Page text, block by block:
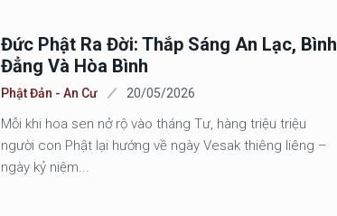
Đức Phật Ra Đời: Thắp Sáng An Lạc, Bình
Đẳng Và Hòa Bình
Phật Đản - An Cư 20/05/2026
Mỗi khi hoa sen nở rộ vào tháng Tư, hàng triệu triệu
người con Phật lại hướng về ngày Vesak thiêng liêng –
ngày kỷ niệm...